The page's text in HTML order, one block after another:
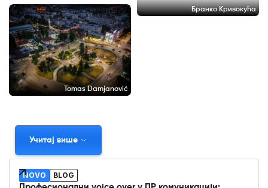
Бранко Кривокућа
Tomas Damjanović
Учитај више
NOVO
BLOG